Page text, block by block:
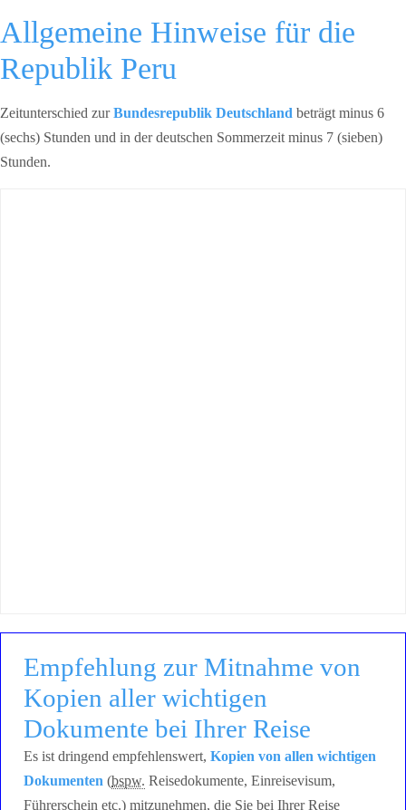
Allgemeine Hinweise für die
Republik Peru
Zeitunterschied zurBundesrepublik Deutschland beträgt minus 6
(sechs) Stunden und in der deutschen Sommerzeit minus 7 (sieben)
Stunden.
Empfehlung zur Mitnahme von
Kopien aller wichtigen
Dokumente bei Ihrer Reise
Es ist dringend empfehlenswert, Kopien von allen wichtigen
Dokumenten (bspw. Reisedokumente, Einreisevisum,
Führerschein etc.) mitzunehmen, die Sie bei Ihrer Reise